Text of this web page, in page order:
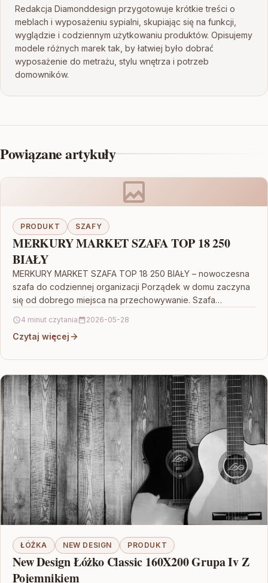
Redakcja Diamonddesign przygotowuje krótkie treści o
meblach i wyposażeniu sypialni, skupiając się na funkcji,
wyglądzie i codziennym użytkowaniu produktów. Opisujemy
modele różnych marek tak, by łatwiej było dobrać
wyposażenie do metrażu, stylu wnętrza i potrzeb
domowników.
Powiązane artykuły
PRODUKT SZAFY
MERKURY MARKET SZAFA TOP 18 250
BIAŁY
MERKURY MARKET SZAFA TOP 18 250 BIAŁY – nowoczesna
szafa do codziennej organizacji Porządek w domu zaczyna
się od dobrego miejsca na przechowywanie. Szafa…
4 minut czytania 2026-05-28
Czytaj więcej
ŁÓŻKA NEW DESIGN PRODUKT
New Design Łóżko Classic 160X200 Grupa Iv Z
Pojemnikiem